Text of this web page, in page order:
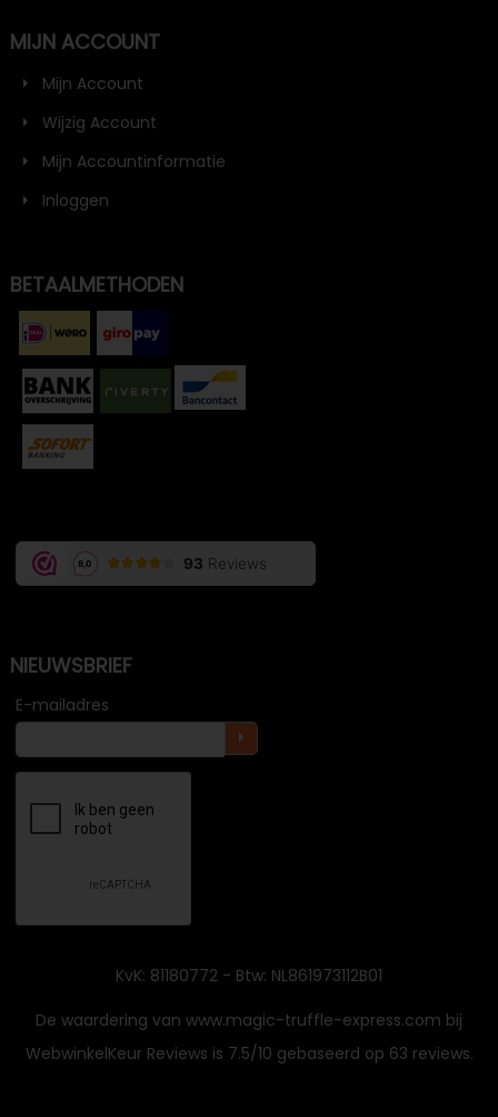
MIJN ACCOUNT
Mijn Account
Wijzig Account
Mijn Accountinformatie
Inloggen
BETAALMETHODEN
NIEUWSBRIEF
E-mailadres
KvK: 81180772 - Btw: NL861973112B01
De waardering van www.magic-truffle-express.com bij
WebwinkelKeur Reviews is 7.5/10 gebaseerd op 63 reviews.